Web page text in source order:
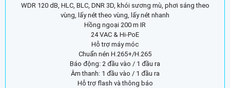
WDR 120 dB, HLC, BLC, DNR 3D, khói sương mù, phơi sáng theo
vùng, lấy nét theo vùng, lấy nét nhanh
Hồng ngoại 200 m IR
24 VAC & Hi-PoE
Hỗ trợ máy móc
Chuẩn nén H.265+/H.265
Báo động: 2 đầu vào / 1 đầu ra
Âm thanh: 1 đầu vào / 1 đầu ra
Hỗ trợ flash và thông báo